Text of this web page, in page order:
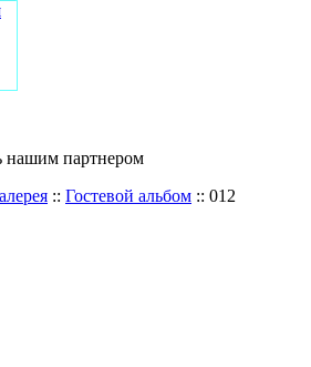
нашим партнером
:: Гостевой альбом :: 012